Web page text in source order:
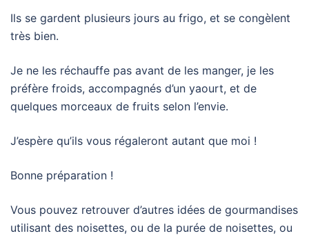
Ils se gardent plusieurs jours au frigo, et se congèlent
très bien.
Je ne les réchauffe pas avant de les manger, je les
préfère froids, accompagnés d’un yaourt, et de
quelques morceaux de fruits selon l’envie.
J’espère qu’ils vous régaleront autant que moi !
Bonne préparation !
Vous pouvez retrouver d’autres idées de gourmandises
utilisant des noisettes, ou de la purée de noisettes, ou